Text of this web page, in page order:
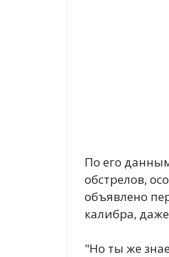
По его
обстрелов,
объявлено
калибра,
"Но ты же